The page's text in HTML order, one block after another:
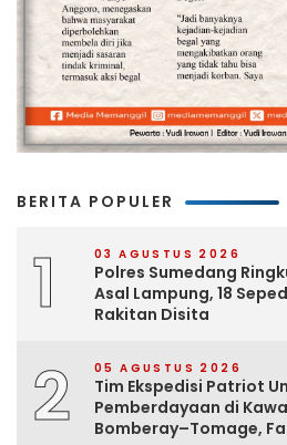
BERITA POPULER
1 03 AGUSTUS 2026
Polres Sumedang
Asal Lampung, 18
Rakitan Disita
2 05 AGUSTUS 2026
Tim Ekspedisi Patriot
Pemberdayaan di
Bomberay–Tomage,